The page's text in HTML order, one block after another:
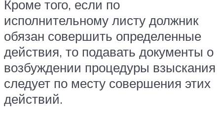
Кроме того, если по
исполнительному листу должник
обязан совершить определенные
действия, то подавать документы о
возбуждении процедуры взыскания
следует по месту совершения этих
действий.